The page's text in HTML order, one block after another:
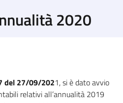
2020
del 27/09/2021, si è dato avvio
relativi all’annualità 2019